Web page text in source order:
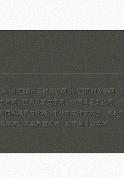
中国城市品牌建设网 中国民间故事网
画网 世界儿童文学网 中国珠宝文化网
西湖风景文化网 中小学生作文大全 家长
播网 天赋教育观察 白手创业致富网